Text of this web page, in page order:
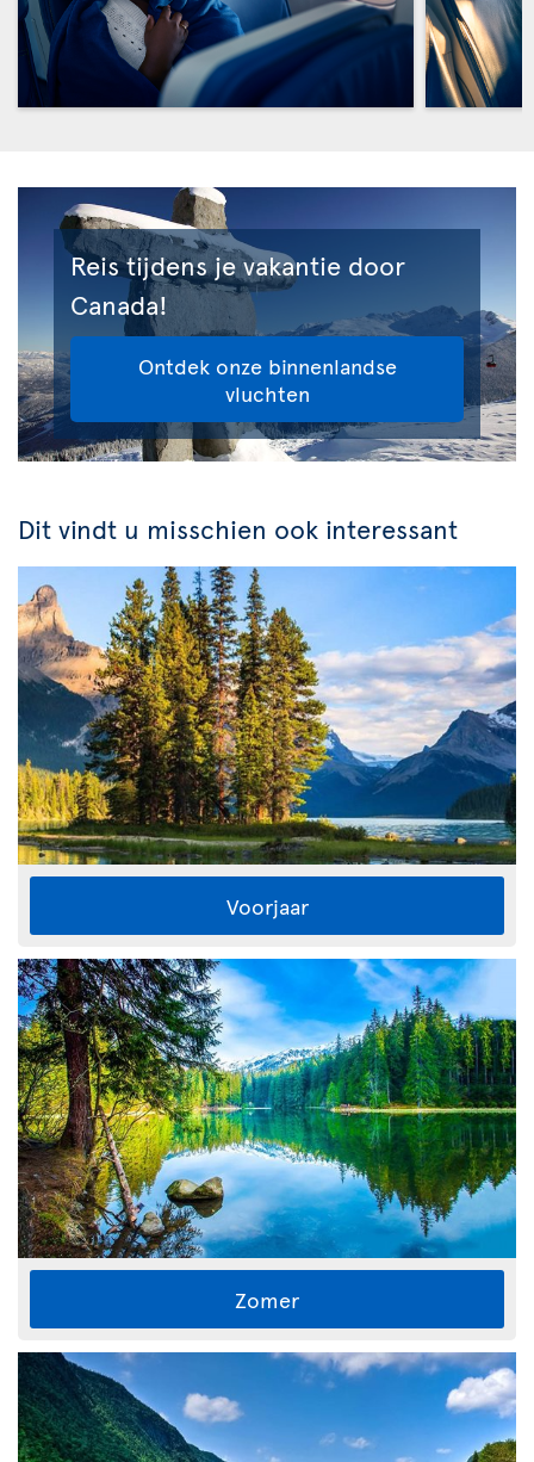
Reis tijdens je vakantie door
Canada!
Ontdek onze binnenlandse
vluchten
Dit vindt u misschien ook interessant
Voorjaar
Zomer